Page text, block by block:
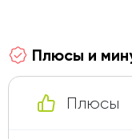
Плюсы и
Плюсы